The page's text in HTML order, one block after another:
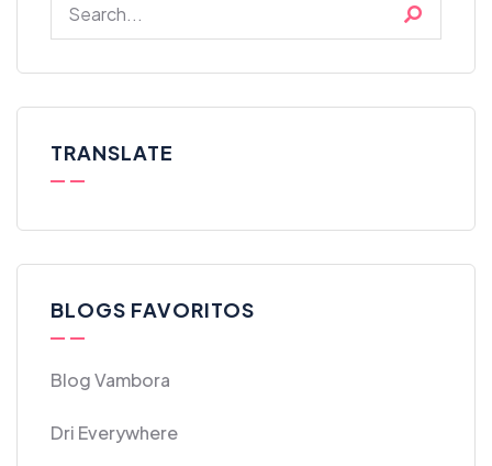
TRANSLATE
BLOGS FAVORITOS
Blog Vambora
Dri Everywhere